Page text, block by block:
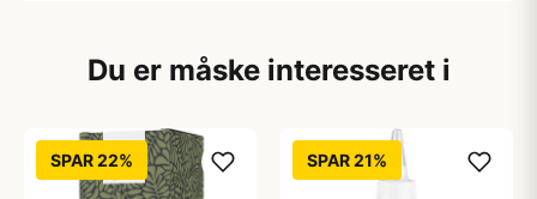
Du er måske interesseret i
SPAR 22% SPAR 21%